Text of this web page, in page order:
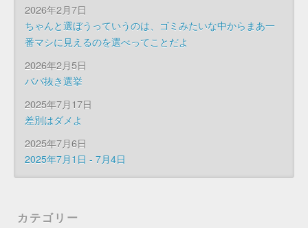
2026年2月7日
ちゃんと選ぼうっていうのは、ゴミみたいな中からまあ一
番マシに見えるのを選べってことだよ
2026年2月5日
ババ抜き選挙
2025年7月17日
差別はダメよ
2025年7月6日
2025年7月1日 - 7月4日
カテゴリー